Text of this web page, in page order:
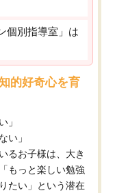
個別指導室」は
的好奇心を育
」
い」
るお子様は、大き
もっと楽しい勉強
たい」という潜在